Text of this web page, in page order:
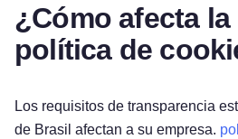
¿Cómo afecta la
política de
Los requisitos de transparencia
de Brasil afectan a su empresa.